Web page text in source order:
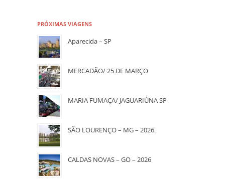
PRÓXIMAS VIAGENS
Aparecida – SP
MERCADÃO/ 25 DE MARÇO
MARIA FUMAÇA/ JAGUARIÚNA SP
SÃO LOURENÇO – MG – 2026
CALDAS NOVAS – GO – 2026